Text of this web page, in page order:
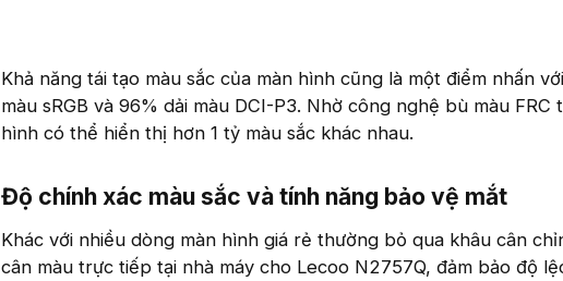
Khả năng tái tạo màu sắc của màn hình cũng là một điểm nhấn
màu sRGB và 96% dải màu DCI-P3. Nhờ công nghệ bù màu
hình có thể hiển thị hơn 1 tỷ màu sắc khác nhau.
Độ chính xác màu sắc và tính năng bảo vệ mắt​
Khác với nhiều dòng màn hình giá rẻ thường bỏ qua khâu cân
cân màu trực tiếp tại nhà máy cho Lecoo N2757Q, đảm bảo độ